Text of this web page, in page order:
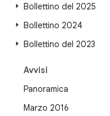
Bollettino del 2025
Bollettino 2024
Bollettino del 2023
Avvisi
Panoramica
Marzo 2016